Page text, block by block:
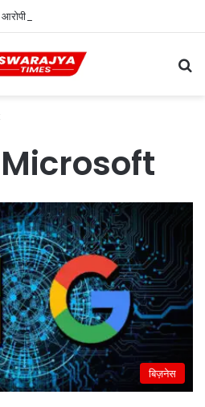
की जमानत याचिका खारिज
बिज़नेस